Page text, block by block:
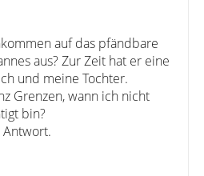
auf das pfändbare
aus? Zur Zeit hat er eine
und meine Tochter.
Grenzen, wann ich nicht
bin?